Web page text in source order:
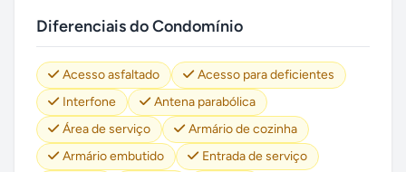
Diferenciais do Condomínio
Acesso asfaltado
Acesso para deficientes
Interfone
Antena parabólica
Área de serviço
Armário de cozinha
Armário embutido
Entrada de serviço